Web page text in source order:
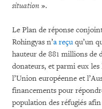
situation ».
Le Plan de réponse
Rohingyas n’a reçuqu’un
hauteur de 881 millions de
donateurs, et parmi eux
l’Union européenne et
financements pour
population des réfugiés